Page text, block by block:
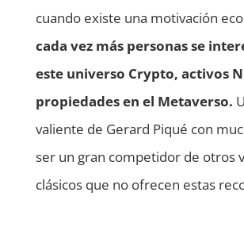
cuando existe una motivación
cada vez más personas se
este universo Crypto, activos
propiedades en el Metaverso.
valiente de Gerard Piqué con
ser un gran competidor de otros
clásicos que no ofrecen estas